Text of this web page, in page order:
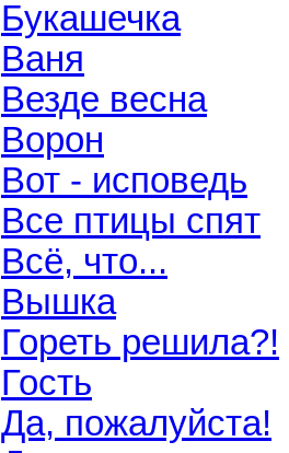
Букашечка
Ваня
Везде весна
Ворон
Вот - исповедь
Все птицы спят
Всё, что...
Вышка
Гореть решила?!
Гость
Да, пожалуйста!